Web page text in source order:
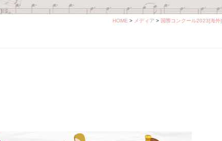
HOME > メディア > 国際コンクール2023[海外]